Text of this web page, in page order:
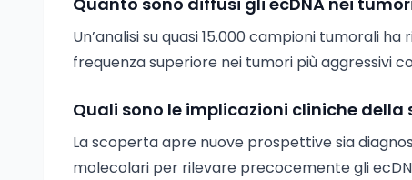
Un’analisi su quasi 15.000 campioni tumorali
frequenza superiore nei tumori più aggressivi
Quali sono le implicazioni cliniche
La scoperta apre nuove prospettive sia
molecolari per rilevare precocemente gli